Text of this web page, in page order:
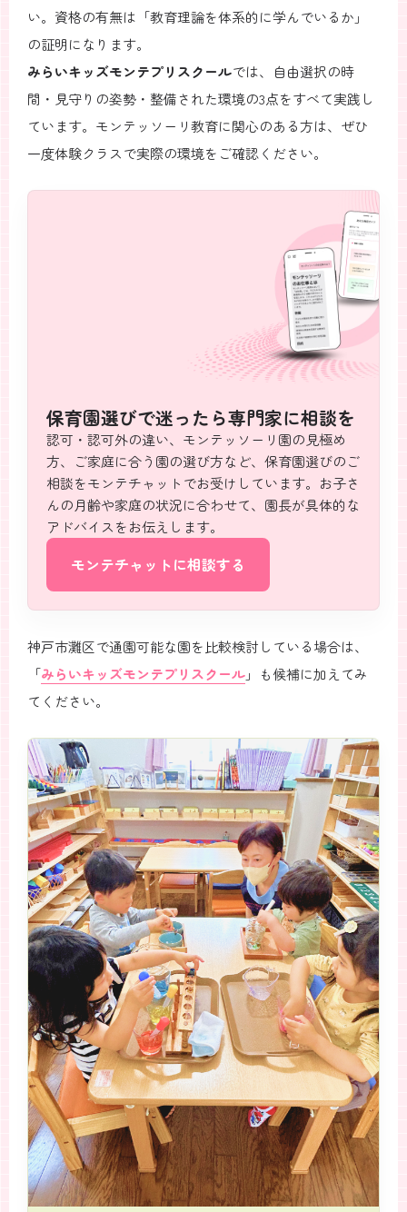
い。資格の有無は「教育理論を体系的に学んでいるか」
の証明になります。
みらいキッズモンテプリスクールでは、自由選択の時
間・見守りの姿勢・整備された環境の3点をすべて実践し
ています。モンテッソーリ教育に関心のある方は、ぜひ
一度体験クラスで実際の環境をご確認ください。
保育園選びで迷ったら専門家に相談を
認可・認可外の違い、モンテッソーリ園の見極め
方、ご家庭に合う園の選び方など、保育園選びのご
相談をモンテチャットでお受けしています。お子さ
んの月齢や家庭の状況に合わせて、園長が具体的な
アドバイスをお伝えします。
モンテチャットに相談する
神戸市灘区で通園可能な園を比較検討している場合は、
「みらいキッズモンテプリスクール」も候補に加えてみ
てください。